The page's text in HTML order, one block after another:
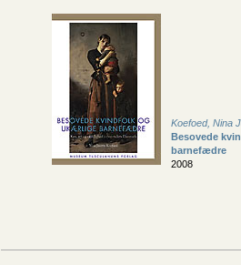
Koefoed, Nina
Besovede
barnefædre
2008